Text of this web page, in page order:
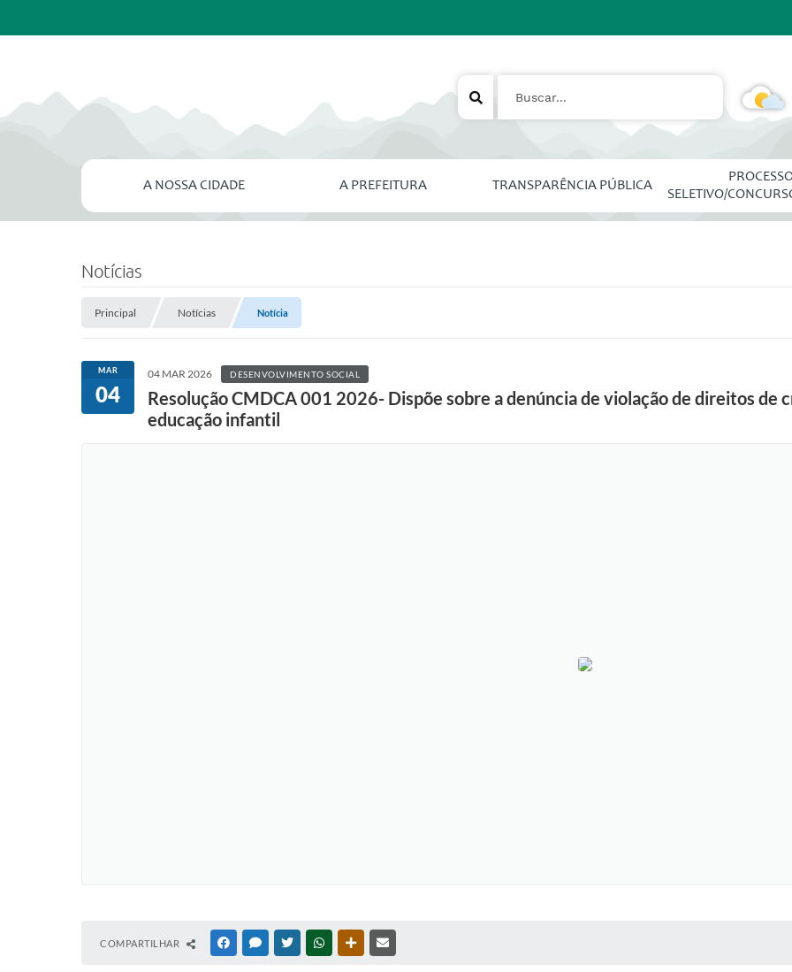
A NOSSA CIDADE A PREFEITURA TRANSPARÊNCIA PÚBLICA
SELETIVO/
Notícias
Principal Notícias Notícia
MAR
04
04 MAR 2026 DESENVOLVIMENTO SOCIAL
Resolução CMDCA 001 2026- Dispõe sobre a denúncia de violação de direitos de
educação infantil
COMPARTILHAR FACEBOOKMESSENGER
TWITTERWHATSAPPOUTRAS MÍDIAS